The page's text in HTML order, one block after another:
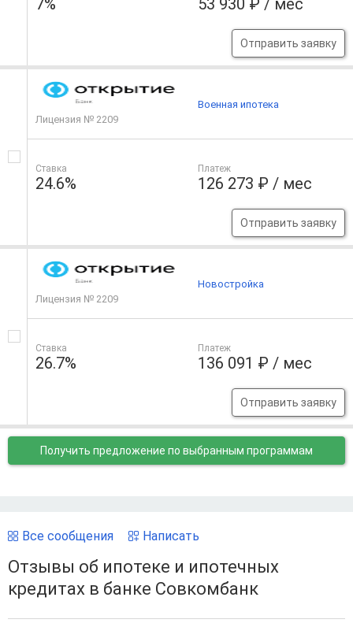
7% 53 930 ₽ / мес
Отправить заявку
Лицензия № 2209
Ставка
24.6%
Платеж
126 273 ₽ / мес
Отправить заявку
Военная ипотека
Лицензия № 2209
Ставка
26.7%
Платеж
136 091 ₽ / мес
Отправить заявку
Новостройка
Получить предложение по выбранным программам
Все сообщения Написать
Отзывы об ипотеке и ипотечных
кредитах в банке Совкомбанк